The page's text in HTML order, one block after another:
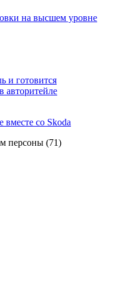
на высшем уровне
и готовится
авторитейле
вместе со Skoda
персоны (71)